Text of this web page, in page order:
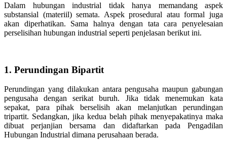
Dalam hubungan industrial tidak hanya memandang aspek
substansial (materiil) semata. Aspek prosedural atau formal juga
akan diperhatikan. Sama halnya dengan tata cara penyelesaian
perselisihan hubungan industrial seperti penjelasan berikut ini.
1. Perundingan Bipartit
Perundingan yang dilakukan antara pengusaha maupun gabungan
pengusaha dengan serikat buruh. Jika tidak menemukan kata
sepakat, para pihak berselisih akan melanjutkan perundingan
tripartit. Sedangkan, jika kedua belah pihak menyepakatinya maka
dibuat perjanjian bersama dan didaftarkan pada Pengadilan
Hubungan Industrial dimana perusahaan berada.